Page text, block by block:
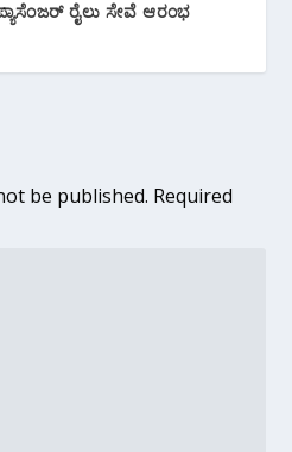
ರೈಲು ಸೇವೆ ಆರಂಭ
be published. Required